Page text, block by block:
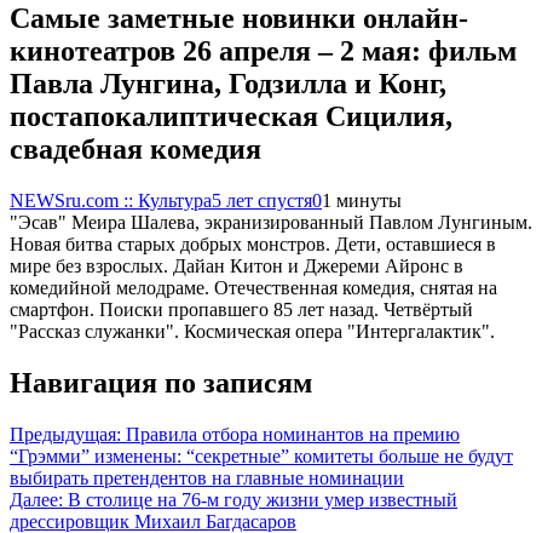
Самые заметные новинки онлайн-
кинотеатров 26 апреля – 2 мая: фильм
Павла Лунгина, Годзилла и Конг,
постапокалиптическая Сицилия,
свадебная комедия
NEWSru.com :: Культура5 лет спустя01 минуты
"Эсав" Меира Шалева, экранизированный Павлом Лунгиным.
Новая битва старых добрых монстров. Дети, оставшиеся в
мире без взрослых. Дайан Китон и Джереми Айронс в
комедийной мелодраме. Отечественная комедия, снятая на
смартфон. Поиски пропавшего 85 лет назад. Четвёртый
"Рассказ служанки". Космическая опера "Интергалактик".
Навигация по записям
Предыдущая: Правила отбора номинантов на премию
“Грэмми” изменены: “секретные” комитеты больше не будут
выбирать претендентов на главные номинации
Далее: В столице на 76-м году жизни умер известный
дрессировщик Михаил Багдасаров